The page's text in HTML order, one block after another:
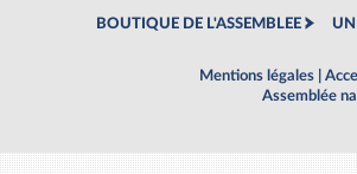
BOUTIQUE DE L'ASSEMBLEE
Mentions légales
Assemblée